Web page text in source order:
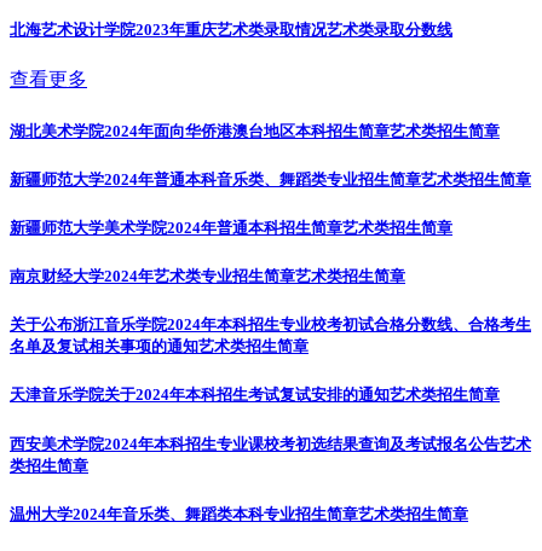
北海艺术设计学院2023年重庆艺术类录取情况艺术类录取分数线
查看更多
湖北美术学院2024年面向华侨港澳台地区本科招生简章艺术类招生简章
新疆师范大学2024年普通本科音乐类、舞蹈类专业招生简章艺术类招生简章
新疆师范大学美术学院2024年普通本科招生简章艺术类招生简章
南京财经大学2024年艺术类专业招生简章艺术类招生简章
关于公布浙江音乐学院2024年本科招生专业校考初试合格分数线、合格考生
名单及复试相关事项的通知艺术类招生简章
天津音乐学院关于2024年本科招生考试复试安排的通知艺术类招生简章
西安美术学院2024年本科招生专业课校考初选结果查询及考试报名公告艺术
类招生简章
温州大学2024年音乐类、舞蹈类本科专业招生简章艺术类招生简章